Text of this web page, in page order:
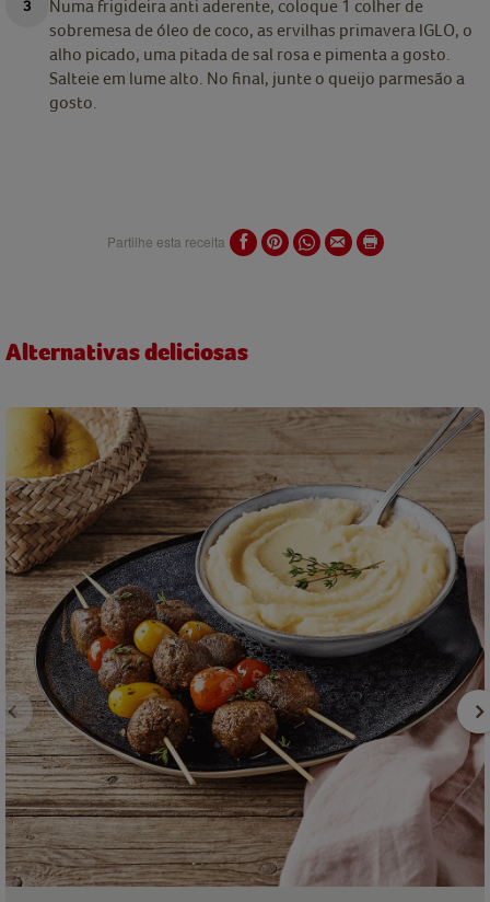
Numa frigideira anti aderente, coloque 1 colher de
sobremesa de óleo de coco, as ervilhas primavera IGLO, o
alho picado, uma pitada de sal rosa e pimenta a gosto.
Salteie em lume alto. No final, junte o queijo parmesão a
gosto.
Partilhe esta receita
Alternativas deliciosas